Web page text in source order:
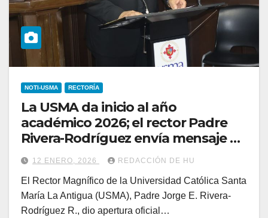
NOTI-USMA RECTORÍA
La USMA da inicio al año
académico 2026; el rector Padre
Rivera-Rodríguez envía mensaje a
la comunidad universitaria
12 ENERO, 2026 REDACCIÓN DE HU
El Rector Magnífico de la Universidad Católica Santa
María La Antigua (USMA), Padre Jorge E. Rivera-
Rodríguez R., dio apertura oficial…